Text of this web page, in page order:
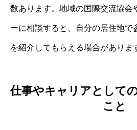
数あります。地域の国際交流協会
ーに相談すると、自分の居住地で
を紹介してもらえる場合がありま
仕事やキャリアとして
こと